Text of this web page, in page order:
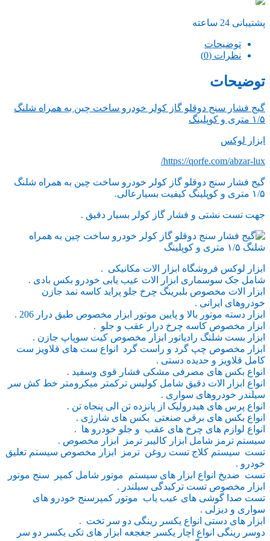
پشتیبانی 24 ساعته
توضیحات
نظرات (0)
توضیحات
گیج فشار سنج دوقلو گاز کولر خودرو ساخت چین به همراه شلنگ
۱/۵ متری و کوپلینگ
ابزار لوکس
https://qorfe.com/abzar-lux/
گیج فشار سنج دوقلو گاز کولر خودرو ساخت چین به همراه شلنگ
۱/۵ متری و کوپلینگ کیفیت بسیارعالی.
جهت تست نشتی و فشار گاز کولر بسیار دقیق .
ابزار لوکس فروشگاه ابزار الات مکانیکی .
شامل جک سوسماری ابزار الات عیب یابی خودرو بکس بادی .
ابزار الات مخصوص بلبرینگ چرخ جلو پراید کاسه نمد جازن
خودروهای ایرانی .
ابزار دسته موتور بالا و پایین موتور ابزار مخصوص طبق درار 206 .
ابزار مخصوص کاسه چرخ درار عقب و جلو .
ابزار بست شلنگ رادیاتور ابزار مخصوص کیت سوپاپ جازن .
ابزار مخصوص چپ گرد و راست گرد انواع ست های قلاویز ست
کامل قلاویز و حدیده دستی .
انواع بکس های مصرفی مشکی فشار قوی وسفید .
انواع ابزار الات دقیق شامل کولیس ترکمتر میکرومتر خط کش سر
سیلندر خودروهای سواری .
انواع پرس های هیدرولیک از پانزده تن الی پنجاه تن .
انواع بکس های برقی صنعتی بکس های شارژی .
انواع لوازم های چرخ های عقب و جلو خودرو ها .
سیستم ترمز شامل ابزار کالیبر ترمز ابزار مخصوص .
تست سیستم کلاج تست روغن ترمز ابزار مخصوص سیستم تعلیق
خودرو .
تست ضدیخ انواع ابزار های سیستم موتور شامل کمپر سنج موتور
ابزار مخصوص تست ترکیدگی سیلندر .
تست صدا گوشی های عیب یاب موتور کمپرسنج خودرو های
سواری و دیزلی .
ابزار های دستی انواع یکسر رینگی دو سر تخت .
دوسر رینگی انواع اچار یکسر جغجغه ابزار های تکی یکسر دو سر